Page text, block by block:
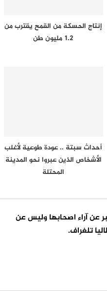
إنتاج الحسكة من القمح يقترب من
1.2 مليون طن
أحداث سبتة .. عودة طوعية لأغلب
الأشخاص الذين عبروا نحو المدينة
المحتلة
عن آراء اصحابها وليس عن
تلغراف.